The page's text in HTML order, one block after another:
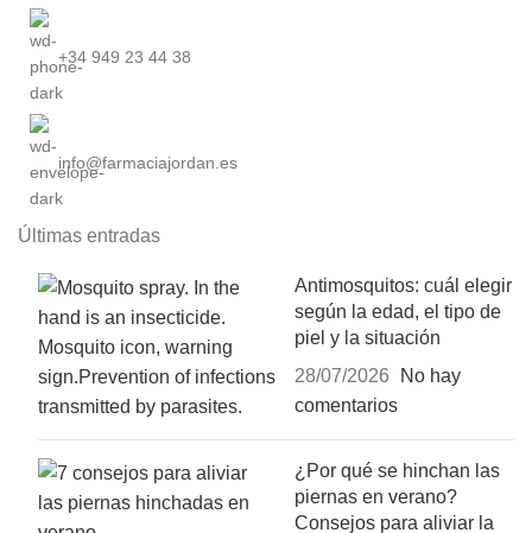
+34 949 23 44 38
info@farmaciajordan.es
Últimas entradas
Antimosquitos: cuál elegir
según la edad, el tipo de
piel y la situación
28/07/2026
No hay
comentarios
¿Por qué se hinchan las
piernas en verano?
Consejos para aliviar la